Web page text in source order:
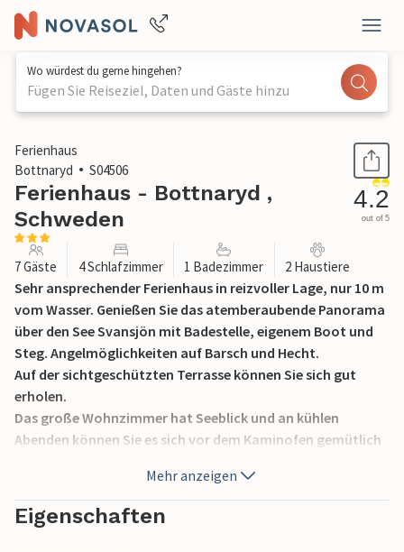
Wo würdest du gerne hingehen?
Fügen Sie Reiseziel, Daten und Gäste hinzu
1 / 21
Ferienhaus
Bottnaryd
S04506
Ferienhaus - Bottnaryd ,
Schweden
4.2
out of 5
7 Gäste 4 Schlafzimmer 1 Badezimmer 2 Haustiere
Sehr ansprechender Ferienhaus in reizvoller Lage, nur 10 m
vom Wasser. Genießen Sie das atemberaubende Panorama
über den See Svansjön mit Badestelle, eigenem Boot und
Steg. Angelmöglichkeiten auf Barsch und Hecht.
Auf der sichtgeschützten Terrasse können Sie sich gut
erholen.
Das große Wohnzimmer hat Seeblick und an kühlen
Abenden können Sie es sich vor dem Kaminofen gemütlich
Es gibt 4 geräumige Schlafzimmer mit guten Betten.
Zugang zum Tennisplatz.
Schöne Wanderwege finden Sie um Mullsjö. Besuchen Sie
Mehr anzeigen
Eigenschaften